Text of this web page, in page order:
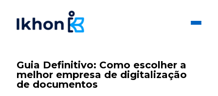
Guia Definitivo: Como escolher a
melhor empresa de digitalização
de documentos